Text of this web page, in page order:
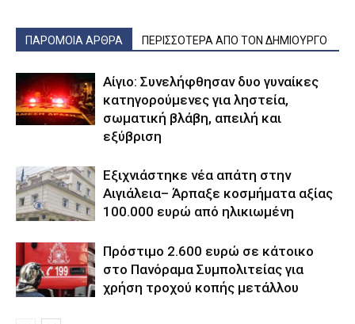
ΠΑΡΟΜΟΙΑ ΑΡΘΡΑ ΠΕΡΙΣΣΟΤΕΡΑ ΑΠΟ ΤΟΝ ΔΗΜΙΟΥΡΓΟ
Αίγιο: Συνελήφθησαν δυο γυναίκες
κατηγορούμενες για ληστεία,
σωματική βλάβη, απειλή και
εξύβριση
Εξιχνιάστηκε νέα απάτη στην
Αιγιάλεια– Άρπαξε κοσμήματα αξίας
100.000 ευρώ από ηλικιωμένη
Πρόστιμο 2.600 ευρώ σε κάτοικο
στο Πανόραμα Συμπολιτείας για
χρήση τροχού κοπής μετάλλου